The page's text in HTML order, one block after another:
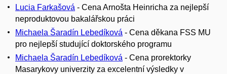
Lucia Farkašová - Cena Arnošta Heinricha za nejlepší
neproduktovou bakalářskou práci
Michaela Šaradín Lebedíková - Cena děkana FSS MU
pro nejlepší studující doktorského programu
Michaela Šaradín Lebedíková - Cena prorektorky
Masarykovy univerzity za excelentní výsledky v